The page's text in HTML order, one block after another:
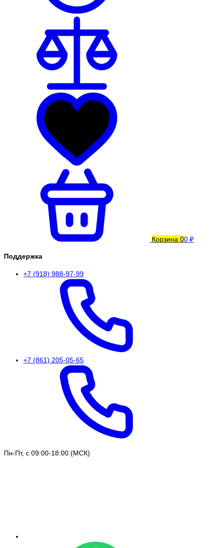
Корзина 00 ₽
Поддержка
+7 (918) 988-97-99
+7 (861) 205-05-65
Пн-Пт, с 09:00-18:00 (МСК)